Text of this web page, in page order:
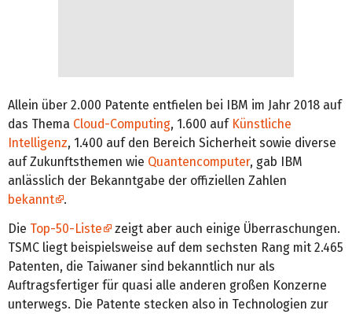
Allein über 2.000 Patente entfielen bei IBM im Jahr 2018 auf
das Thema Cloud-Computing, 1.600 auf Künstliche
Intelligenz, 1.400 auf den Bereich Sicherheit sowie diverse
auf Zukunftsthemen wie Quantencomputer, gab IBM
anlässlich der Bekanntgabe der offiziellen Zahlen
bekannt
.
Die Top-50-Liste
zeigt aber auch einige Überraschungen.
TSMC liegt beispielsweise auf dem sechsten Rang mit 2.465
Patenten, die Taiwaner sind bekanntlich nur als
Auftragsfertiger für quasi alle anderen großen Konzerne
unterwegs. Die Patente stecken also in Technologien zur